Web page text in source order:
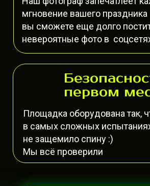
мгновение вашего праздника
вы сможете еще долго
невероятные фото в
Площадка оборудована так,
в самых сложных
не защемило спину :)
Мы всё проверили
первом